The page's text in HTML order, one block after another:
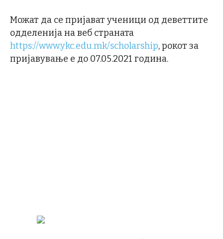
Можат да се пријават ученици од деветтите
одделенија на веб страната
https://www.ykc.edu.mk/scholarship, рокот за
пријавување е до 07.05.2021 година.